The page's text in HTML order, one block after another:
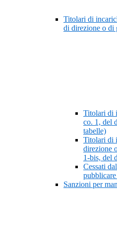
Titolari di
di direzione o di
Titolari di
co. 1, del
tabelle)
Titolari di
direzione
1-bis, del
Cessati
Sanzioni per